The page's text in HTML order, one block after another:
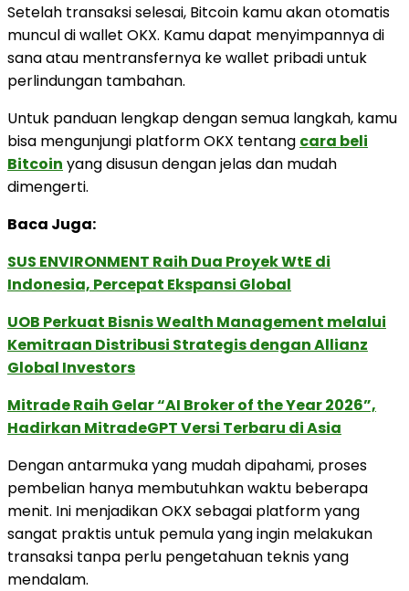
Setelah transaksi selesai, Bitcoin kamu akan otomatis
muncul di wallet OKX. Kamu dapat menyimpannya di
sana atau mentransfernya ke wallet pribadi untuk
perlindungan tambahan.
Untuk panduan lengkap dengan semua langkah, kamu
bisa mengunjungi platform OKX tentang cara beli
Bitcoin yang disusun dengan jelas dan mudah
dimengerti.
Baca Juga:
SUS ENVIRONMENT Raih Dua Proyek WtE di
Indonesia, Percepat Ekspansi Global
UOB Perkuat Bisnis Wealth Management melalui
Kemitraan Distribusi Strategis dengan Allianz
Global Investors
Mitrade Raih Gelar “AI Broker of the Year 2026”,
Hadirkan MitradeGPT Versi Terbaru di Asia
Dengan antarmuka yang mudah dipahami, proses
pembelian hanya membutuhkan waktu beberapa
menit. Ini menjadikan OKX sebagai platform yang
sangat praktis untuk pemula yang ingin melakukan
transaksi tanpa perlu pengetahuan teknis yang
mendalam.